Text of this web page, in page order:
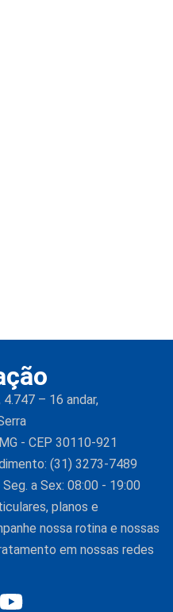
– 16 andar,
- CEP 30110-921
(31) 3273-7489
a Sex: 08:00 - 19:00
planos e
nossa rotina e nossas
em nossas redes